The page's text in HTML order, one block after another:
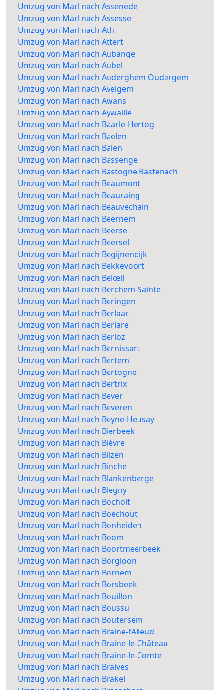
Umzug von Marl nach Assenede
Umzug von Marl nach Assesse
Umzug von Marl nach Ath
Umzug von Marl nach Attert
Umzug von Marl nach Aubange
Umzug von Marl nach Aubel
Umzug von Marl nach Auderghem Oudergem
Umzug von Marl nach Avelgem
Umzug von Marl nach Awans
Umzug von Marl nach Aywaille
Umzug von Marl nach Baarle-Hertog
Umzug von Marl nach Baelen
Umzug von Marl nach Balen
Umzug von Marl nach Bassenge
Umzug von Marl nach Bastogne Bastenach
Umzug von Marl nach Beaumont
Umzug von Marl nach Beauraing
Umzug von Marl nach Beauvechain
Umzug von Marl nach Beernem
Umzug von Marl nach Beerse
Umzug von Marl nach Beersel
Umzug von Marl nach Begijnendijk
Umzug von Marl nach Bekkevoort
Umzug von Marl nach Belœil
Umzug von Marl nach Berchem-Sainte
Umzug von Marl nach Beringen
Umzug von Marl nach Berlaar
Umzug von Marl nach Berlare
Umzug von Marl nach Berloz
Umzug von Marl nach Bernissart
Umzug von Marl nach Bertem
Umzug von Marl nach Bertogne
Umzug von Marl nach Bertrix
Umzug von Marl nach Bever
Umzug von Marl nach Beveren
Umzug von Marl nach Beyne-Heusay
Umzug von Marl nach Bierbeek
Umzug von Marl nach Bièvre
Umzug von Marl nach Bilzen
Umzug von Marl nach Binche
Umzug von Marl nach Blankenberge
Umzug von Marl nach Blegny
Umzug von Marl nach Bocholt
Umzug von Marl nach Boechout
Umzug von Marl nach Bonheiden
Umzug von Marl nach Boom
Umzug von Marl nach Boortmeerbeek
Umzug von Marl nach Borgloon
Umzug von Marl nach Bornem
Umzug von Marl nach Borsbeek
Umzug von Marl nach Bouillon
Umzug von Marl nach Boussu
Umzug von Marl nach Boutersem
Umzug von Marl nach Braine-l’Alleud
Umzug von Marl nach Braine-le-Château
Umzug von Marl nach Braine-le-Comte
Umzug von Marl nach Braives
Umzug von Marl nach Brakel